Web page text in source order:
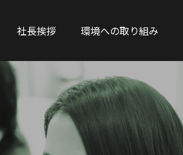
社長挨拶 環境への取り組み